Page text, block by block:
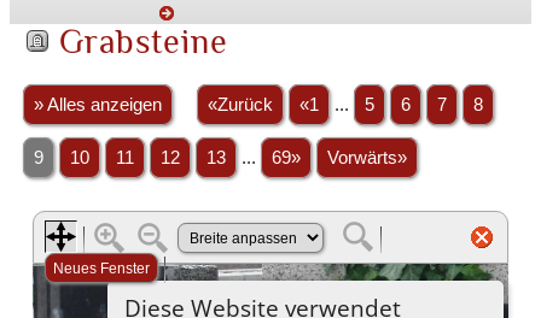
Grabsteine
» Alles anzeigen «Zurück «1 ... 5 6 7 8
9 10 11 12 13 ... 69» Vorwärts»